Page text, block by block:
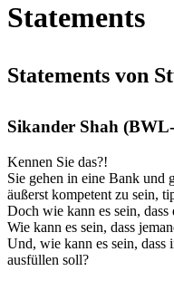
Statements
Statements von
Sikander Shah
Kennen Sie das?!
Sie gehen in eine Bank und
äußerst kompetent zu sein,
Doch wie kann es sein,
Wie kann es sein, dass
Und, wie kann es sein, dass
ausfüllen soll?